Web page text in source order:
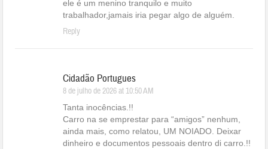
ele é um menino tranquilo e muito
trabalhador,jamais iria pegar algo de alguém.
Reply
Cidadão Portugues
8 de julho de 2026 at 10:50 AM
Tanta inocências.!!
Carro na se emprestar para “amigos” nenhum,
ainda mais, como relatou, UM NOIADO. Deixar
dinheiro e documentos pessoais dentro di carro.!!